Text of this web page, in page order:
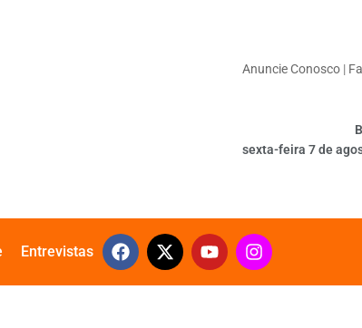
Anuncie Conosco |
sexta-feira 7 de
Entrevistas